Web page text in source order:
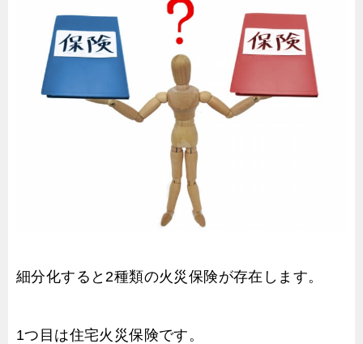
細分化すると2種類の火災保険が存在します。
1つ目は住宅火災保険です。